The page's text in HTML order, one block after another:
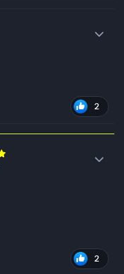
2
2